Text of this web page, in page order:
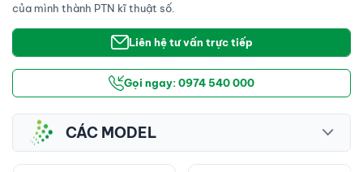
của mình thành PTN kĩ thuật số.
Liên hệ tư vấn trực tiếp
Gọi ngay: 0974 540 000
CÁC MODEL